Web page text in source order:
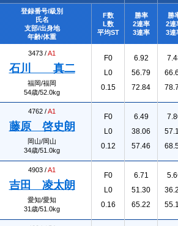
登録番号/級別
氏名
支部/出身地
年齢/体重
F数
L数
平均ST
勝率
2連率
3連率
勝
2連
3連
3473 /A1
石川 真二
福岡/福岡
54歳/52.0kg
F0
L0
0.15
6.92
56.79
72.84
4762 /A1
藤原 啓史朗
岡山/岡山
34歳/51.0kg
F0
L0
0.12
6.49
38.06
57.46
4903 /A1
吉田 凌太朗
愛知/愛知
31歳/51.0kg
F0
L0
0.16
6.71
51.30
65.22